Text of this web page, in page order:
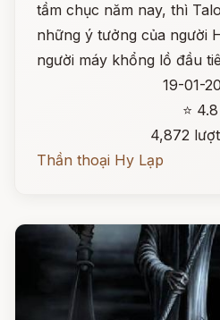
tầm chục năm nay, thì
những ý tưởng của người
người máy khổng lồ đầu
19-01-
⭐ 4.8
4,872
Thần thoại Hy Lạp